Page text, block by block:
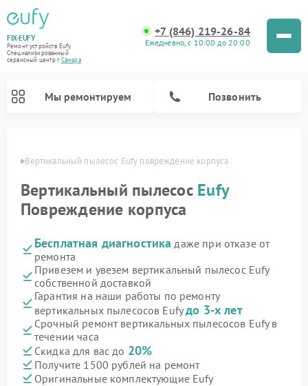
FIX-EUFY
Ремонт устройств Eufy
Специализированный
cервисный центр г.Самара
+7 (846) 219-26-84
Ежедневно, с 10:00 до 20:00
Мы ремонтируем Позвонить
Вертикальный пылесос Eufy повреждение корпуса
Вертикальный пылесос Eufy
Повреждение корпуса
Бесплатная диагностика даже при отказе от
ремонта
Привезем и увезем вертикальный пылесос Eufy
собственной доставкой
Гарантия на наши работы по ремонту
вертикальных пылесосов Eufyдо 3-х лет
Срочный ремонт вертикальных пылесосов Eufy в
течении часа
Скидка для вас до 20%
Получите 1500 рублей на ремонт
Оригинальные комплектующие Eufy